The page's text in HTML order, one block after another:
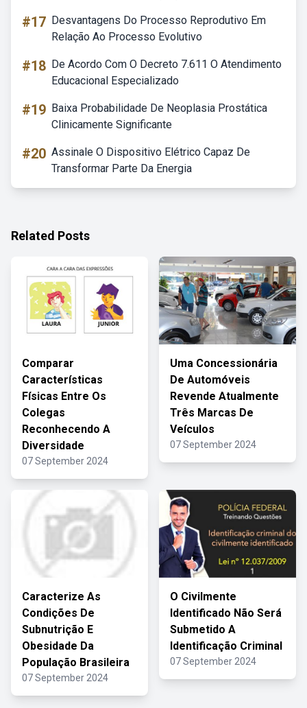
#17 Desvantagens Do Processo Reprodutivo Em
Relação Ao Processo Evolutivo
#18 De Acordo Com O Decreto 7.611 O Atendimento
Educacional Especializado
#19 Baixa Probabilidade De Neoplasia Prostática
Clinicamente Significante
#20 Assinale O Dispositivo Elétrico Capaz De
Transformar Parte Da Energia
Related Posts
Comparar
Características
Físicas Entre Os
Colegas
Reconhecendo A
Diversidade
07 September 2024
Uma Concessionária
De Automóveis
Revende Atualmente
Três Marcas De
Veículos
07 September 2024
Caracterize As
Condições De
Subnutrição E
Obesidade Da
População Brasileira
07 September 2024
O Civilmente
Identificado Não Será
Submetido A
Identificação Criminal
07 September 2024